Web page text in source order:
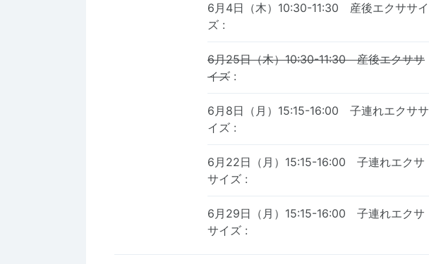
6月4日（木）10:30-11:30 産後エクササイ
ズ :
6月25日（木）10:30-11:30 産後エクササ
イズ :
6月8日（月）15:15-16:00 子連れエクササ
イズ :
6月22日（月）15:15-16:00 子連れエクサ
サイズ :
6月29日（月）15:15-16:00 子連れエクサ
サイズ :